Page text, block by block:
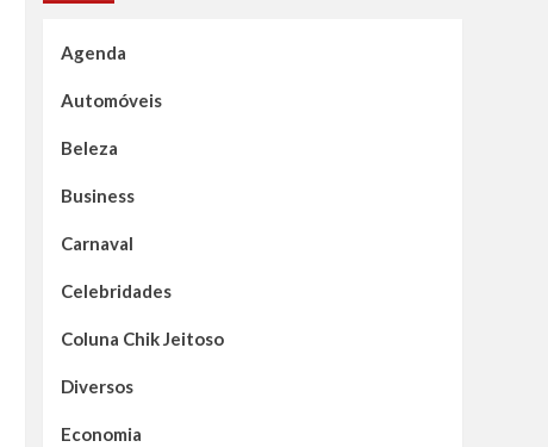
Agenda
Automóveis
Beleza
Business
Carnaval
Celebridades
Coluna Chik Jeitoso
Diversos
Economia